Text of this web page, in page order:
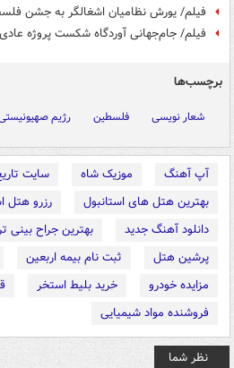
فیلم/ یورش نظامیان اشغالگر به جشن
فیلم/ جام‌جهانی آوردگاه شکست پروژه
برچسب‌ها
شعار نویسی فلسطین رژیم
آپ آهنگ موزیک شاه
سایت
بهترین هتل های استانبول
رزرو هتل
دانلود آهنگ جدید
بهترین جراح بینی
پرشین هتل
ثبت نام بیمه اربعین
مزایده خودرو
خرید بلیط استخر
فروشنده مواد شیمیایی
نظر شما